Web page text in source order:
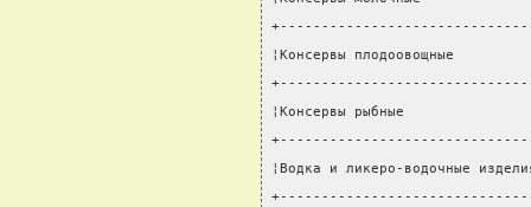
¦Консервы плодоовощные
¦Консервы рыбные
¦Водка и ликеро-водочные